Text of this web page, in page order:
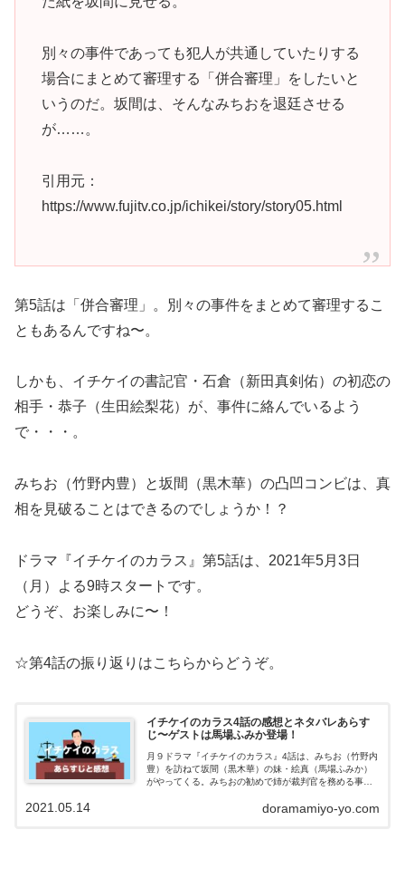
別々の事件であっても犯人が共通していたりする
場合にまとめて審理する「併合審理」をしたいと
いうのだ。坂間は、そんなみちおを退廷させる
が……。
引用元：
https://www.fujitv.co.jp/ichikei/story/story05.html
第5話は「併合審理」。別々の事件をまとめて審理するこ
ともあるんですね〜。
しかも、イチケイの書記官・石倉（新田真剣佑）の初恋の
相手・恭子（生田絵梨花）が、事件に絡んでいるよう
で・・・。
みちお（竹野内豊）と坂間（黒木華）の凸凹コンビは、真
相を見破ることはできるのでしょうか！？
ドラマ『イチケイのカラス』第5話は、2021年5月3日
（月）よる9時スタートです。
どうぞ、お楽しみに〜！
☆第4話の振り返りはこちらからどうぞ。
イチケイのカラス4話の感想とネタバレあらす
じ〜ゲストは馬場ふみか登場！
月９ドラマ『イチケイのカラス』4話は、みちお（竹野内
豊）を訪ねて坂間（黒木華）の妹・絵真（馬場ふみか）
がやってくる。みちおの勧めで姉が裁判官を務める事件
千万円を強奪し、現金をばらまいたと...doramamiyo-yo.com
2021.05.14